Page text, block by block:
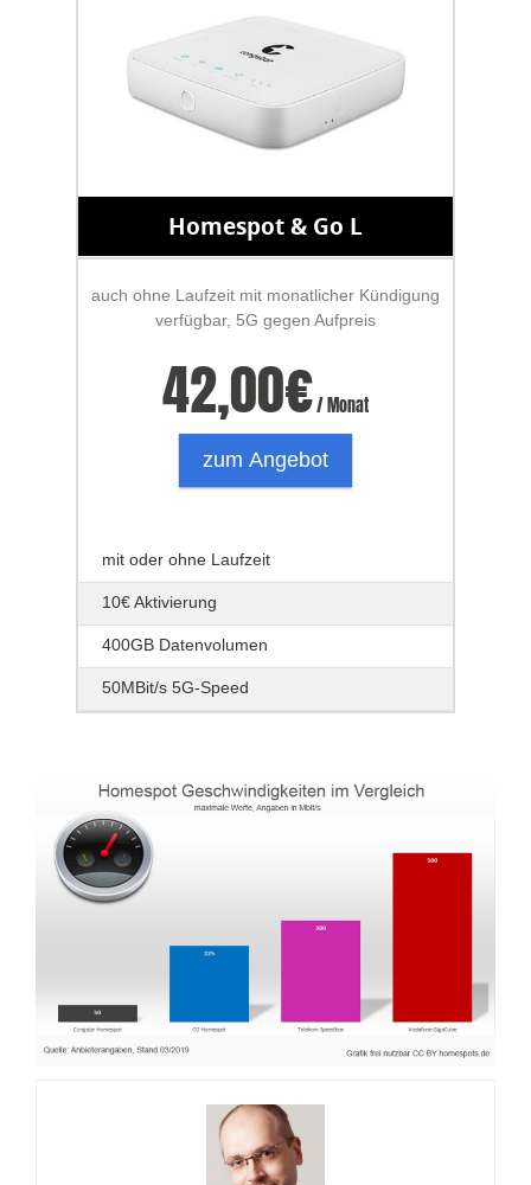
Homespot & Go L
auch ohne Laufzeit mit monatlicher Kündigung
verfügbar, 5G gegen Aufpreis
42,00€/ Monat
zum Angebot
mit oder ohne Laufzeit
10€ Aktivierung
400GB Datenvolumen
50MBit/s 5G-Speed